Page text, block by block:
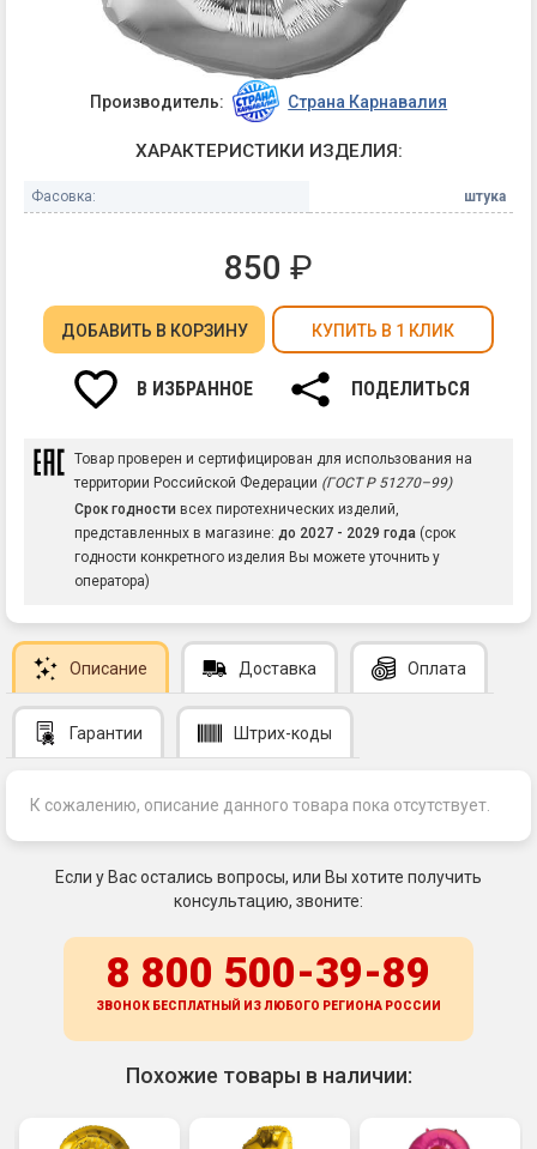
Производитель: Страна Карнавалия
ХАРАКТЕРИСТИКИ ИЗДЕЛИЯ:
Фасовка: штука
850 ₽
ДОБАВИТЬ В КОРЗИНУ КУПИТЬ В 1 КЛИК
В ИЗБРАННОЕ ПОДЕЛИТЬСЯ
Товар проверен и сертифицирован для использования на
территории Российской Федерации (ГОСТ Р 51270–99)
Срок годности всех пиротехнических изделий,
представленных в магазине: до 2027 - 2029 года (срок
годности конкретного изделия Вы можете уточнить у
оператора)
Описание Доставка Оплата
Гарантии Штрих-коды
К сожалению, описание данного товара пока отсутствует.
Если у Вас остались вопросы, или Вы хотите получить
консультацию, звоните:
8 800 500-39-89
ЗВОНОК БЕСПЛАТНЫЙ ИЗ ЛЮБОГО РЕГИОНА РОССИИ
Похожие товары в наличии: